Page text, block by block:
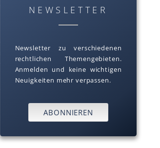
NEWSLETTER
Newsletter zu verschiedenen
rechtlichen Themengebieten.
Anmelden und keine wichtigen
Neuigkeiten mehr verpassen.
ABONNIEREN